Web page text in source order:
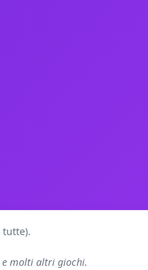
e molti altri giochi.